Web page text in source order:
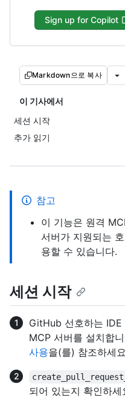
Sign up for Copilot
Markdown으로 복사
이 기사에서
세션 시작
추가 읽기
참고
이 기능은 원격
서버가 지원되는
용할 수 있습니다.
세션 시작
GitHub 선호하는 IDE
MCP 서버를 설치합
사용을(를) 참조하세
되어 있는지 확인하세